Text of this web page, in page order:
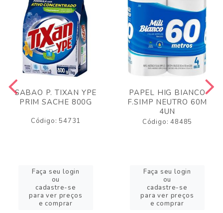
SABAO P. TIXAN YPE
PRIM SACHE 800G
Código: 54731
Faça seu login
ou
cadastre-se
para ver preços
e comprar
PAPEL HIG BIANCO
F.SIMP NEUTRO 60M
4UN
Código: 48485
Faça seu login
ou
cadastre-se
para ver preços
e comprar